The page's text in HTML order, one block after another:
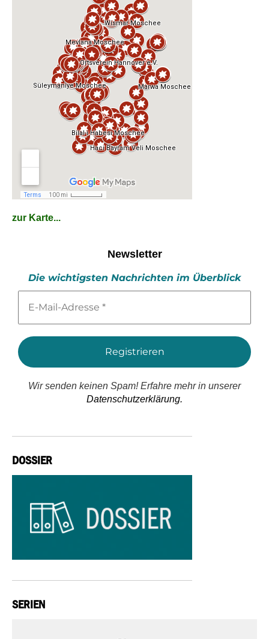
zur Karte...
Newsletter
Die wichtigsten Nachrichten im Überblick
Mail-
*
Wir senden keinen Spam! Erfahre mehr in unserer
Datenschutzerklärung.
DOSSIER
SERIEN